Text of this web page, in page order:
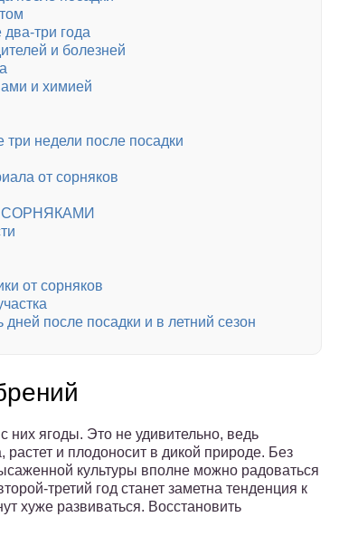
три года
и болезней
и химией
недели после посадки
от сорняков
от сорняков
после посадки и в летний сезон
них ягоды. Это не удивительно, ведь
и плодоносит в дикой природе. Без
культуры вполне можно радоваться
третий год станет заметна тенденция к
хуже развиваться. Восстановить